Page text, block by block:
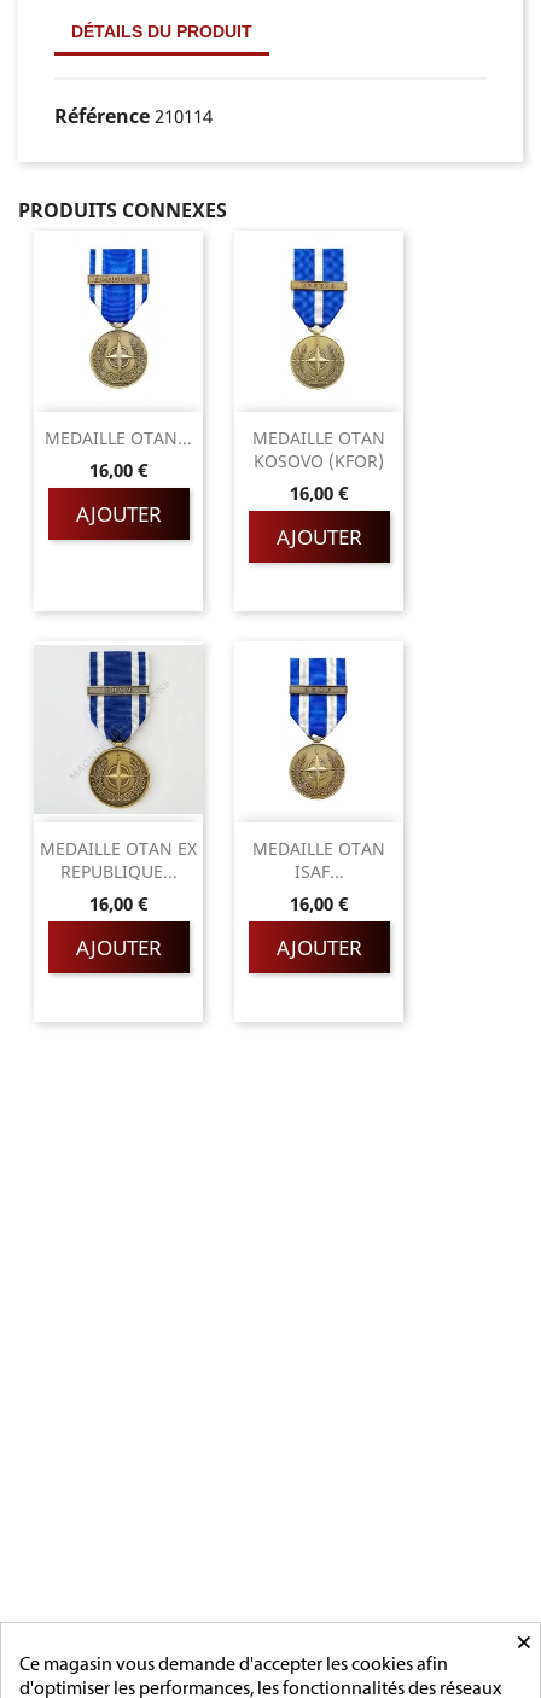
DÉTAILS DU PRODUIT
Référence 210114
PRODUITS CONNEXES
MEDAILLE OTAN...
Prix
16,00 €
AJOUTER
MEDAILLE OTAN
KOSOVO (KFOR)
Prix
16,00 €
AJOUTER
MEDAILLE OTAN EX
REPUBLIQUE...
Prix
16,00 €
AJOUTER
MEDAILLE OTAN
ISAF...
Prix
16,00 €
AJOUTER
PAGES
×
Ce magasin vous demande d'accepter les cookies afin
d'optimiser les performances, les fonctionnalités des réseaux